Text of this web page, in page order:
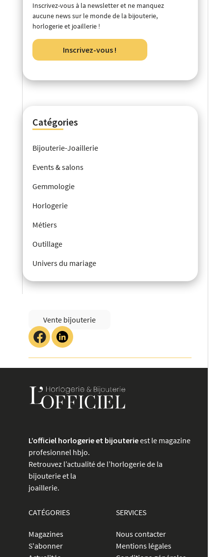
Inscrivez-vous à la newsletter et ne manquez
aucune news sur le monde de la bijouterie,
horlogerie et joaillerie !
Inscrivez-vous !
Catégories
Bijouterie-Joaillerie
Events & salons
Gemmologie
Horlogerie
Métiers
Outillage
Univers du mariage
Vente bijouterie
L’officiel horlogerie et bijouterieest le magazine
profesionnel hbjo.
Retrouvez l’actualité de l’horlogerie de la
bijouterie et la
joaillerie.
CATÉGORIES
Magazines
S'abonner
SERVICES
Nous contacter
Mentions légales